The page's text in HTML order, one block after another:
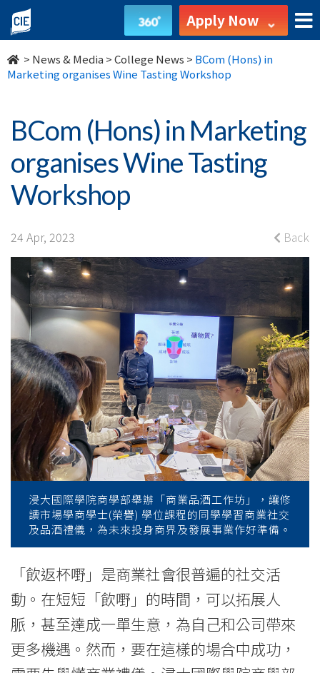
BCom
(Hons)
in
organises
Wine
Tasting
Workshop
College
News
College
of
International
Education
Hong
Kong
Baptist
University
Apply Now
> News & Media >College News > BCom (Hons) in
Marketing organises Wine Tasting Workshop
BCom (Hons) in Marketing
organises Wine Tasting
Workshop
24 Apr, 2023 Back
浸大國際學院商學部舉辦「商業品酒工作坊」，讓修
讀市場學商學士(榮譽) 學位課程的同學學習商業社交
及品酒禮儀，為未來投身商界及發展事業作好準備。
「飲返杯嘢」是商業社會很普遍的社交活
動。在短短「飲嘢」的時間，可以拓展人
脈，甚至達成一單生意，為自己和公司帶來
更多機遇。然而，要在這樣的場合中成功，